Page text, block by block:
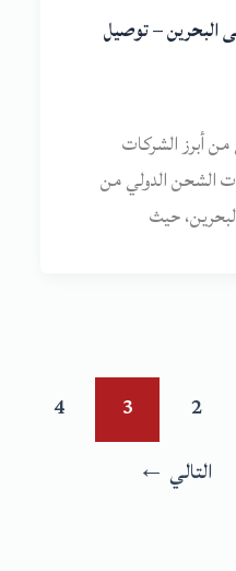
البحرين – توصيل
أبرز الشركات
الشحن الدولي من
حيث
2
3
4
التالي ←